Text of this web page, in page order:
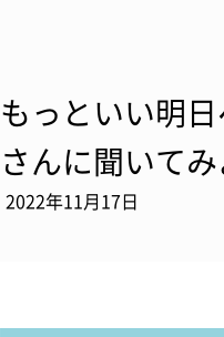
もっといい明
さんに聞いて
2022年11月17日